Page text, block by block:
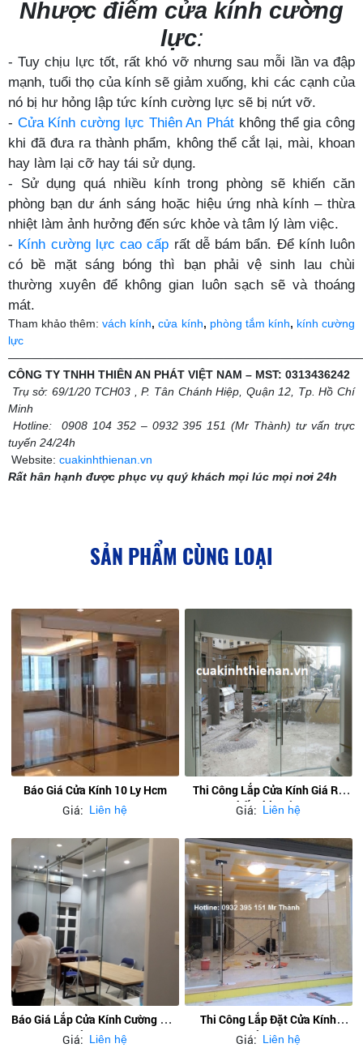
Nhược điểm cửa kính cường
lực:
- Tuy chịu lực tốt, rất khó vỡ nhưng sau mỗi lần va đập
mạnh, tuổi thọ của kính sẽ giảm xuống, khi các cạnh của
nó bị hư hỏng lập tức kính cường lực sẽ bị nứt vỡ.
- Cửa Kính cường lực Thiên An Phát không thể gia công
khi đã đưa ra thành phẩm, không thể cắt lại, mài, khoan
hay làm lại cỡ hay tái sử dụng.
- Sử dụng quá nhiều kính trong phòng sẽ khiến căn
phòng bạn dư ánh sáng hoặc hiệu ứng nhà kính – thừa
nhiệt làm ảnh hưởng đến sức khỏe và tâm lý làm việc.
- Kính cường lực cao cấp rất dễ bám bẩn. Để kính luôn
có bề mặt sáng bóng thì bạn phải vệ sinh lau chùi
thường xuyên để không gian luôn sạch sẽ và thoáng
mát.
Tham khảo thêm:vách kính,cửa kính, phòng tắm kính, kính cường
lực
CÔNG TY TNHH THIÊN AN PHÁT VIỆT NAM – MST: 0313436242
Trụ sở: 69/1/20 TCH03 , P. Tân Chánh Hiệp, Quận 12, Tp. Hồ Chí
Minh
Hotline: 0908 104 352 – 0932 395 151 (Mr Thành) tư vấn trực
tuyến 24/24h
Website: cuakinhthienan.vn
Rất hân hạnh được phục vụ quý khách mọi lúc mọi nơi 24h
SẢN PHẨM CÙNG LOẠI
Báo Giá Cửa Kính 10 Ly Hcm
Giá: Liên hệ
Thi Công Lắp Cửa Kính Giá Rẻ
Nhất Thi Cường
Giá: Liên hệ
Báo Giá Lắp Cửa Kính Cường Lực
Lùa Treo
Giá: Liên hệ
Thi Công Lắp Đặt Cửa Kính
Cường Lực
Giá: Liên hệ